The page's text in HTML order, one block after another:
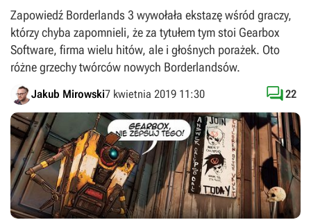
Zapowiedź Borderlands 3 wywołała ekstazę wśród graczy,
którzy chyba zapomnieli, że za tytułem tym stoi Gearbox
Software, firma wielu hitów, ale i głośnych porażek. Oto
różne grzechy twórców nowych Borderlandsów.
Jakub Mirowski7 kwietnia 2019 11:30 22